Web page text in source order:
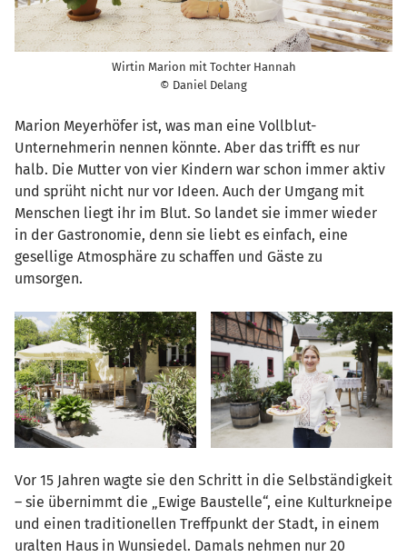
Wirtin Marion mit Tochter Hannah
© Daniel Delang
Marion Meyerhöfer ist, was man eine Vollblut-
Unternehmerin nennen könnte. Aber das trifft es nur
halb. Die Mutter von vier Kindern war schon immer aktiv
und sprüht nicht nur vor Ideen. Auch der Umgang mit
Menschen liegt ihr im Blut. So landet sie immer wieder
in der Gastronomie, denn sie liebt es einfach, eine
gesellige Atmosphäre zu schaffen und Gäste zu
umsorgen.
Vor 15 Jahren wagte sie den Schritt in die Selbständigkeit
– sie übernimmt die „Ewige Baustelle“, eine Kulturkneipe
und einen traditionellen Treffpunkt der Stadt, in einem
uralten Haus in Wunsiedel. Damals nehmen nur 20